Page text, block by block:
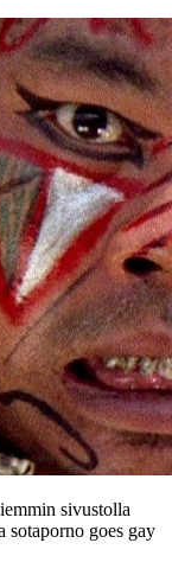
sivustolla
sotaporno goes gay